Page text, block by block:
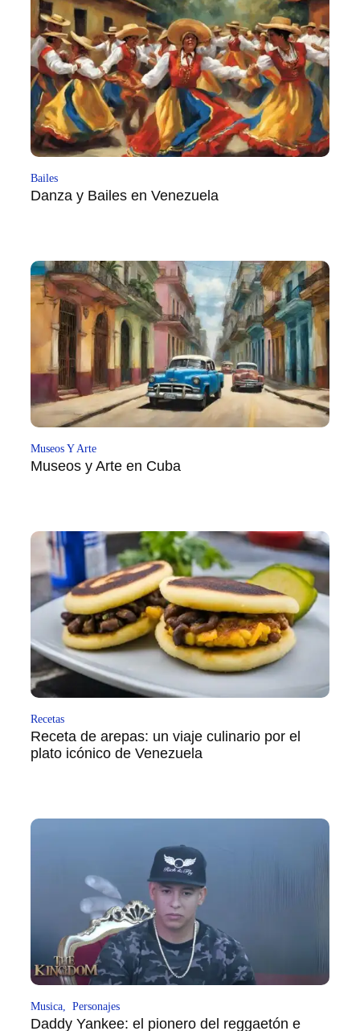
Bailes
Danza y Bailes en Venezuela
Museos Y Arte
Museos y Arte en Cuba
Recetas
Receta de arepas: un viaje culinario por el
plato icónico de Venezuela
Musica Personajes
Daddy Yankee: el pionero del reggaetón e